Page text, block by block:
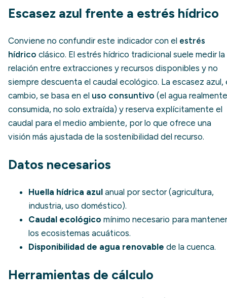
Escasez azul frente a estrés hídrico
Conviene no confundir este indicador con el estrés
hídrico clásico. El estrés hídrico tradicional suele medir la
relación entre extracciones y recursos disponibles y no
siempre descuenta el caudal ecológico. La escasez azul,
cambio, se basa en el uso consuntivo (el agua realmente
consumida, no solo extraída) y reserva explícitamente el
caudal para el medio ambiente, por lo que ofrece una
visión más ajustada de la sostenibilidad del recurso.
Datos necesarios
Huella hídrica azul anual por sector (agricultura,
industria, uso doméstico).
Caudal ecológico mínimo necesario para mantener
los ecosistemas acuáticos.
Disponibilidad de agua renovable de la cuenca.
Herramientas de cálculo